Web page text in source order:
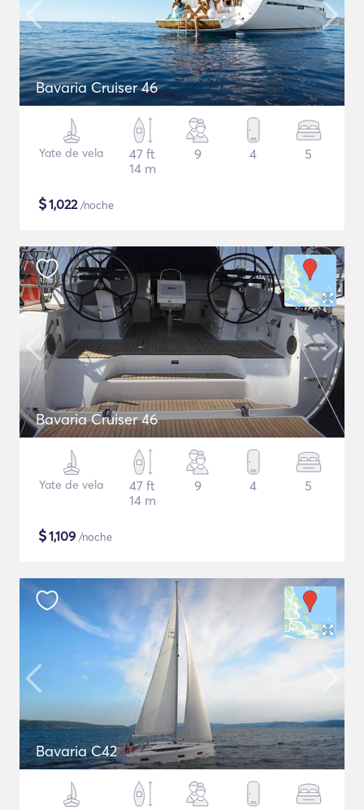
Bavaria Cruiser 46
Yate de vela
47 ft
14 m
9 4 5
$1,022/noche
Bavaria Cruiser 46
Yate de vela
47 ft
14 m
9 4 5
$1,109 /noche
Bavaria C42